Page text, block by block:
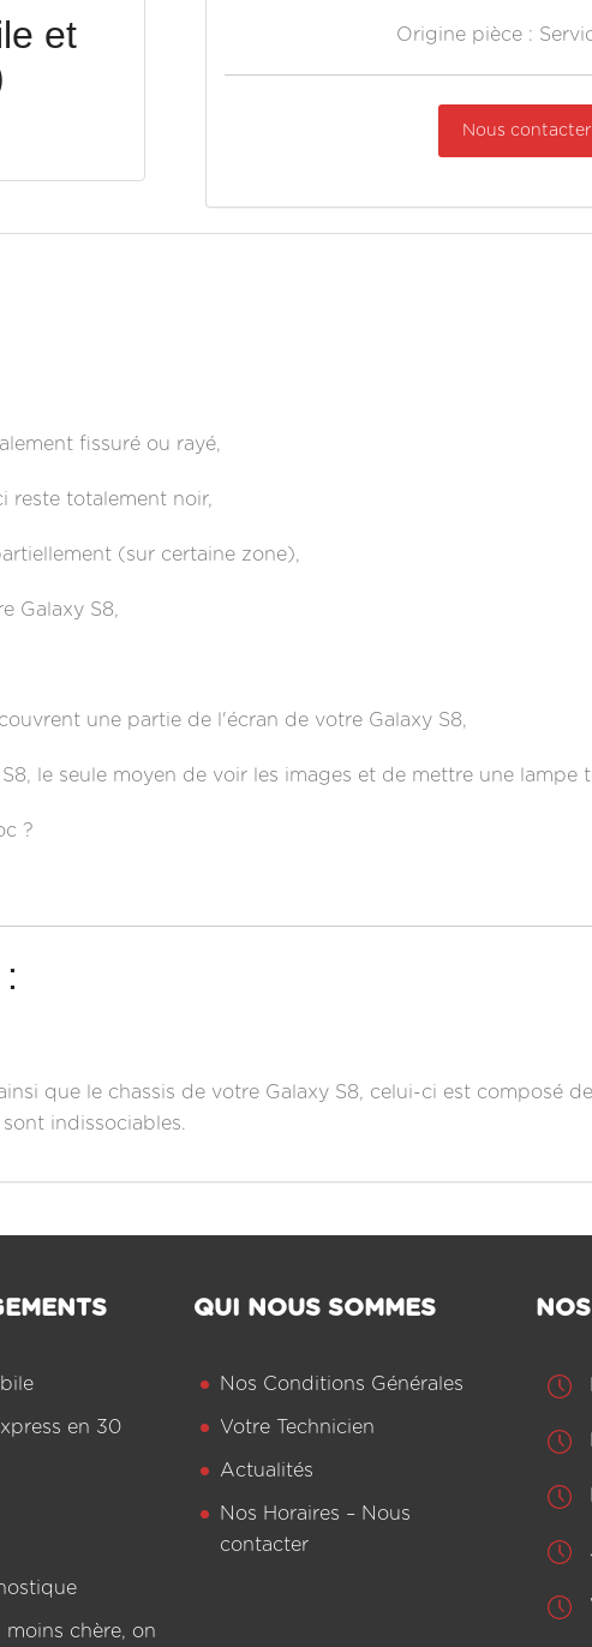
et
Origine pièce :
Nous contacter
fissuré ou rayé,
reste totalement noir,
(sur certaine zone),
Galaxy S8,
une partie de l'écran de votre Galaxy S8,
le seule moyen de voir les images et de mettre une lampe
?
que le chassis de votre Galaxy S8, celui-ci est composé
indissociables.
en 30
moins chère, on
QUI NOUS SOMMES
Nos Conditions Générales
Votre Technicien
Actualités
Nos Horaires – Nous
contacter